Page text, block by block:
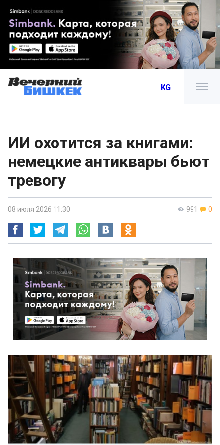
KG
ИИ охотится за книгами:
немецкие антиквары бьют
тревогу
991 0
08 июля 2026 11:30